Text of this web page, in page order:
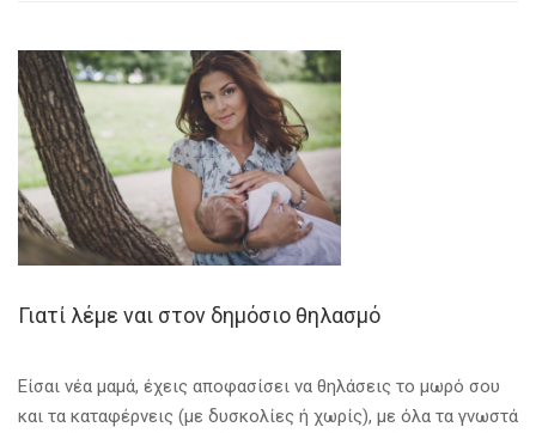
Γιατί λέμε ναι στον δημόσιο θηλασμό
Είσαι νέα μαμά, έχεις αποφασίσει να θηλάσεις το μωρό σου
και τα καταφέρνεις (με δυσκολίες ή χωρίς), με όλα τα γνωστά